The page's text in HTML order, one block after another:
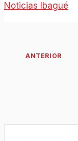
Noticias Ibagué